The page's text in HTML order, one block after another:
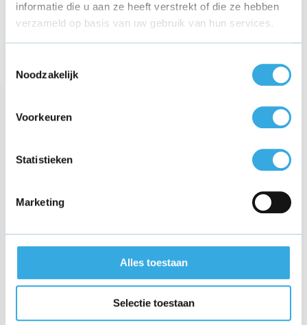
informatie die u aan ze heeft verstrekt of die ze hebben
verzameld op basis van uw gebruik van hun services.
Noodzakelijk
Voorkeuren
Statistieken
Marketing
Alles toestaan
Selectie toestaan
Electrische Fiets (3 pins)